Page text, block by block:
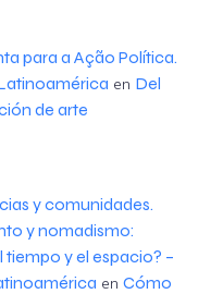
para a Ação Política.
en Del
de arte
y comunidades.
y nomadismo:
y el espacio? –
en Cómo